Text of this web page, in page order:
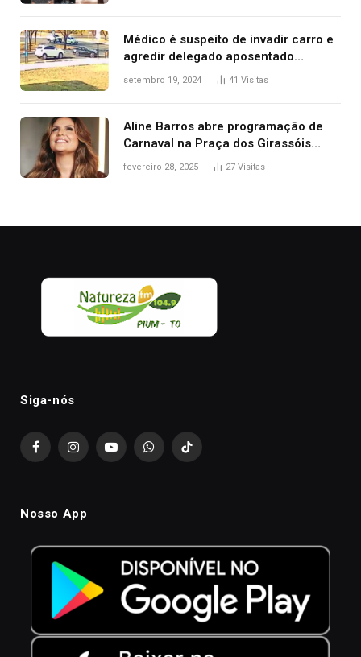
Médico é suspeito de invadir carro e
agredir delegado aposentado
durante confusão no trânsito
setembro 19, 2024 41 Visitas
Aline Barros abre programação de
Carnaval na Praça dos Girassóis
nesta sexta-feira, em Palmas
fevereiro 28, 2025 27 Visitas
Siga-nós
FacebookInstagramYouTubeWhatsAppTikTok
Nosso App